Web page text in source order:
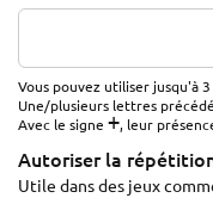
Vous pouvez utiliser jusqu'à
Une/plusieurs lettres
Avec le signe +, leur
Autoriser la
Utile dans des jeux